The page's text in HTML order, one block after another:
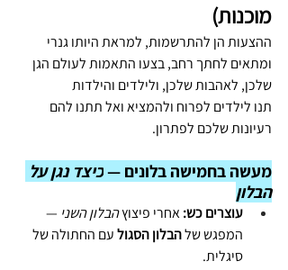
מוכנות)
ההצעות הן להתרשמות, למראת היותו גנרי
ומתאים לחתך רחב, בצעו התאמות לעולם הגן
שלכן, לאהבות שלכן, ולילדים והילדות
תנו לילדים לפרוח ולהמציא ואל תתנו להם
רעיונות שלכם לפתרון.
מעשה בחמישה בלונים — כיצד נגן על
הבלון
עוצרים כש: אחרי פיצוץ הבלון השני —
המפגש של הבלון הסגול עם החתולה של
סיגלית.